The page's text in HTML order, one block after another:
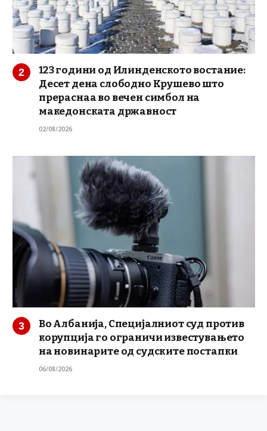
123 години од Илинденското востание:
Десет дена слободно Крушево што
прераснаа во вечен симбол на
македонската државност
02/08/2026
Во Албанија, Специјалниот суд против
корупција го ограничи известувањето
на новинарите од судските постапки
06/08/2026